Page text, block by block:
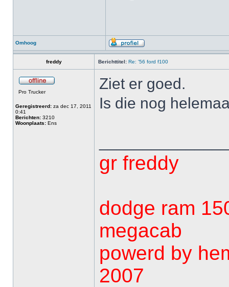
Omhoog
freddy Berichttitel: Re: '56 ford f100
Pro Trucker
Geregistreerd: za dec 17, 2011
0:41
Berichten: 3210
Woonplaats: Ens
Ziet er goed.
Is die nog
gr freddy
dodge ram
megacab
powerd by
2007